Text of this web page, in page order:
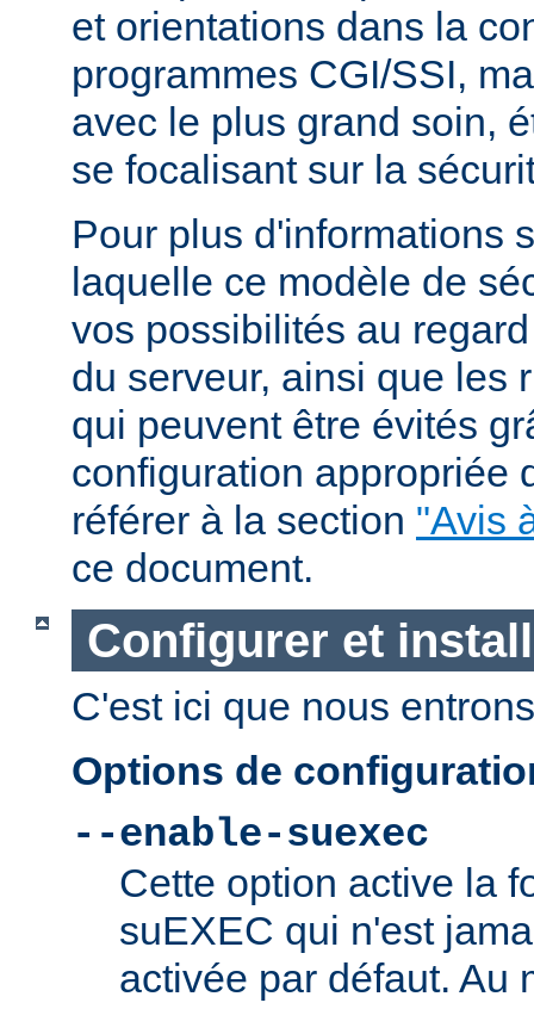
et orientations dans la
programmes CGI/SSI,
avec le plus grand soin,
se focalisant sur la
Pour plus d'informations
laquelle ce modèle de
vos possibilités au
du serveur, ainsi que les
qui peuvent être évités
configuration appropriée
référer à la section "Avis
ce document.
Configurer et
C'est ici que nous
Options de
--enable-suexec
Cette option active la
suEXEC qui n'est
activée par défaut. Au